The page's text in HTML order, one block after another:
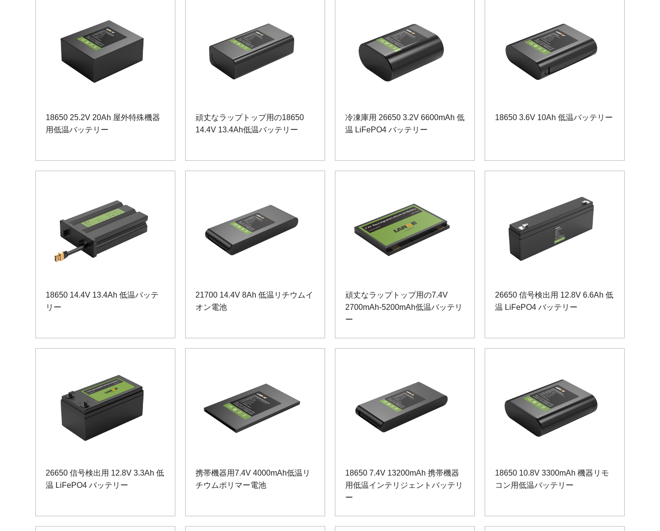
18650 25.2V 20Ah 屋外特殊機器
用低温バッテリー
頑丈なラップトップ用の18650
14.4V 13.4Ah低温バッテリー
冷凍庫用 26650 3.2V 6600mAh 低
温 LiFePO4 バッテリー
18650 3.6V 10Ah 低温バッテリー
18650 14.4V 13.4Ah 低温バッテ
リー
21700 14.4V 8Ah 低温リチウムイ
オン電池
頑丈なラップトップ用の7.4V
2700mAh-5200mAh低温バッテリ
ー
26650 信号検出用 12.8V 6.6Ah 低
温 LiFePO4 バッテリー
26650 信号検出用 12.8V 3.3Ah 低
温 LiFePO4 バッテリー
携帯機器用7.4V 4000mAh低温リ
チウムポリマー電池
18650 7.4V 13200mAh 携帯機器
用低温インテリジェントバッテリ
ー
18650 10.8V 3300mAh 機器リモ
コン用低温バッテリー